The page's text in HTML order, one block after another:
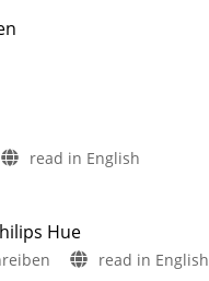
read in English
Hue
zu
read in English